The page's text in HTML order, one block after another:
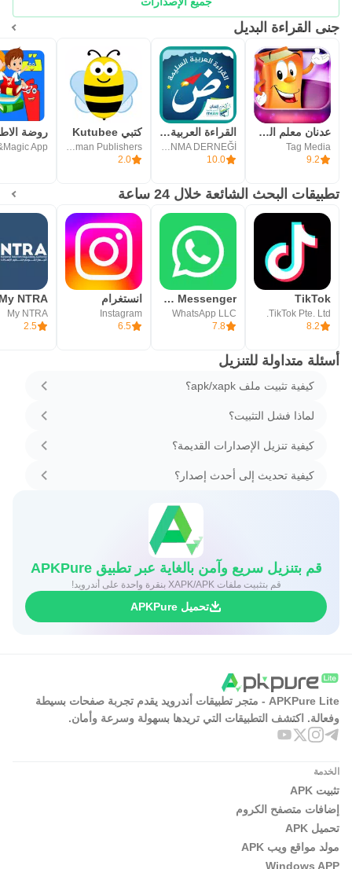
جنى القراءة البديل
عدنان معلم القرآن
Tag Media
9.2
القراءة العربية (الرشيدي)
10.0
كتبي Kutubee
2.0
App
تطبيقات البحث الشائعة خلال 24 ساعة
TikTok
TikTok Pte. Ltd.
8.2
WhatsApp Messenger - واتساب مسنجر
WhatsApp LLC
7.8
انستغرام
Instagram
6.5
NTRA
My NTRA
2.5
أسئلة متداولة للتنزيل
كيفية تثبيت ملف apk/xapk؟
لماذا فشل التثبيت؟
كيفية تنزيل الإصدارات القديمة؟
كيفية تحديث إلى أحدث إصدار؟
قم بتنزيل سريع وآمن بالغاية عبر تطبيق APKPure
قم بتثبيت ملفات XAPK/APK بنقرة واحدة على أندرويد!
تحميل APKPure
APKPure Lite - متجر تطبيقات أندرويد يقدم تجربة صفحات بسيطة
وفعالة. اكتشف التطبيقات التي تريدها بسهولة وسرعة وأمان.
الخدمة
تثبيت APK
إضافات متصفح الكروم
تحميل APK
مولد مواقع ويب APK
Windows APP